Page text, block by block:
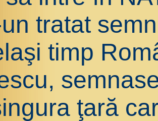
tratat
timp
ţară